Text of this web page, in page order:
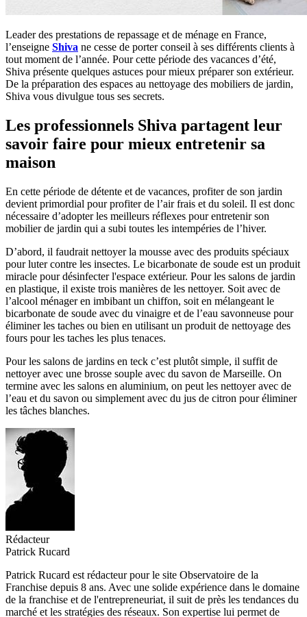
Leader des prestations de repassage et de ménage en France,
l’enseigne Shiva ne cesse de porter conseil à ses différents clients à
tout moment de l’année. Pour cette période des vacances d’été,
Shiva présente quelques astuces pour mieux préparer son extérieur.
De la préparation des espaces au nettoyage des mobiliers de jardin,
Shiva vous divulgue tous ses secrets.
Les professionnels Shiva partagent leur
savoir faire pour mieux entretenir sa
maison
En cette période de détente et de vacances, profiter de son jardin
devient primordial pour profiter de l’air frais et du soleil. Il est donc
nécessaire d’adopter les meilleurs réflexes pour entretenir son
mobilier de jardin qui a subi toutes les intempéries de l’hiver.
D’abord, il faudrait nettoyer la mousse avec des produits spéciaux
pour luter contre les insectes. Le bicarbonate de soude est un produit
miracle pour désinfecter l'espace extérieur. Pour les salons de jardin
en plastique, il existe trois manières de les nettoyer. Soit avec de
l’alcool ménager en imbibant un chiffon, soit en mélangeant le
bicarbonate de soude avec du vinaigre et de l’eau savonneuse pour
éliminer les taches ou bien en utilisant un produit de nettoyage des
fours pour les taches les plus tenaces.
Pour les salons de jardins en teck c’est plutôt simple, il suffit de
nettoyer avec une brosse souple avec du savon de Marseille. On
termine avec les salons en aluminium, on peut les nettoyer avec de
l’eau et du savon ou simplement avec du jus de citron pour éliminer
les tâches blanches.
Rédacteur
Patrick Rucard
Patrick Rucard est rédacteur pour le site Observatoire de la
Franchise depuis 8 ans. Avec une solide expérience dans le domaine
de la franchise et de l'entrepreneuriat, il suit de près les tendances du
marché et les stratégies des réseaux. Son expertise lui permet de